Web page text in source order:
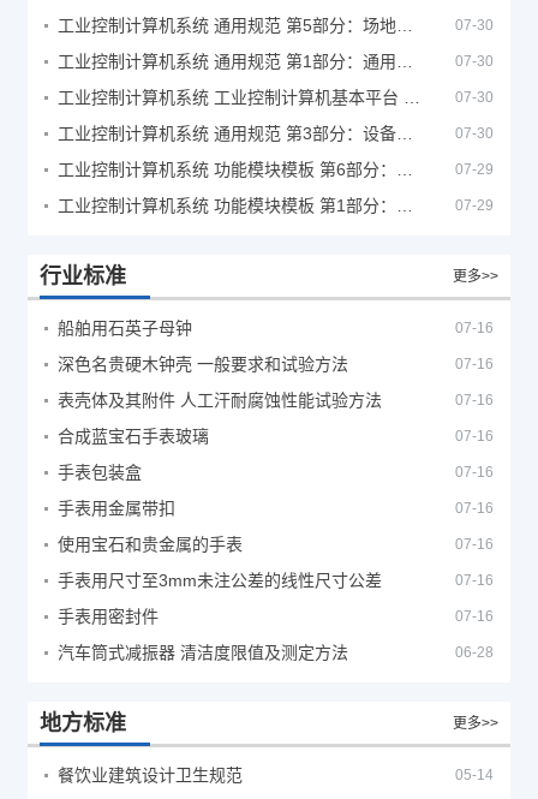
07-30
07-30
07-30
07-30
07-29
07-29
行业标准 更多>>
船舶用石英子母钟 07-16
深色名贵硬木钟壳 一般要求和试验方法 07-16
表壳体及其附件 人工汗耐腐蚀性能试验方法 07-16
合成蓝宝石手表玻璃 07-16
手表包装盒 07-16
手表用金属带扣 07-16
使用宝石和贵金属的手表 07-16
手表用尺寸至3mm未注公差的线性尺寸公差 07-16
手表用密封件 07-16
汽车筒式减振器 清洁度限值及测定方法 06-28
地方标准 更多>>
餐饮业建筑设计卫生规范 05-14